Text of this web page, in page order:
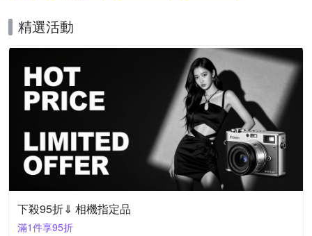
精選活動
下殺95折⇓ 相機指定品
滿1件享95折